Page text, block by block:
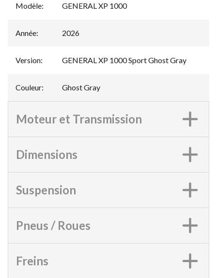
Modèle: GENERAL XP 1000
Année: 2026
Version: GENERAL XP 1000 Sport Ghost Gray
Couleur: Ghost Gray
Moteur et Transmission
Dimensions
Suspension
Pneus / Roues
Freins